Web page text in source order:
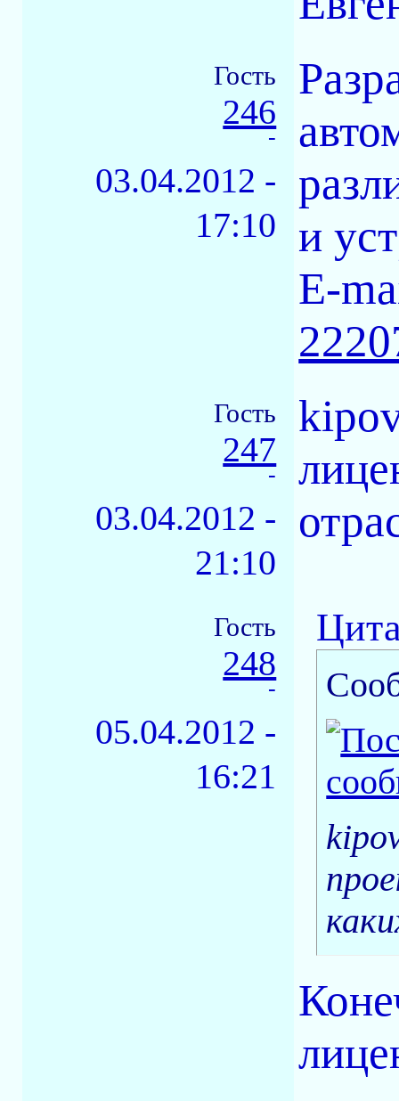
Гость
246
-
03.04.2012 -
17:10 и
E-
Гость
247
-
03.04.2012 -
21:10
Гость
248
-
05.04.2012 -
16:21